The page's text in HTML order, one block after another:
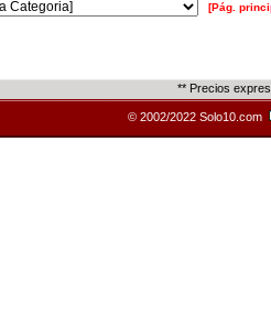
[Pág.
** Precios
© 2002/2022 Solo10.com